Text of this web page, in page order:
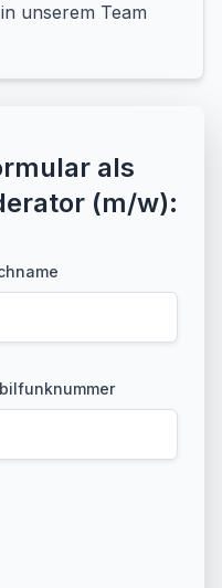
unserem Team
als
(m/w):